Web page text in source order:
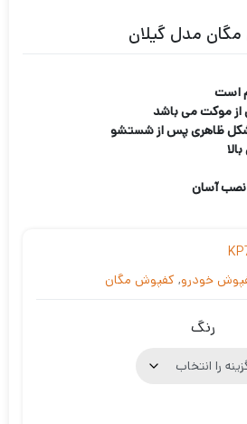
مدل گیلان
است
موکت می باشد
ظاهری پس از شستشو
آسان
خودرو, کفپوش مگان
رنگ